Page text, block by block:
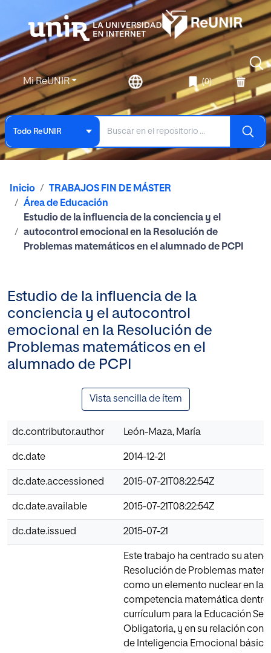
Mi ReUNIR (0)
Todo ReUNIR
Inicio
TRABAJOS FIN DE MÁSTER
Área de Educación
Estudio de la influencia de la conciencia y el
autocontrol emocional en la Resolución de
Problemas matemáticos en el alumnado de PCPI
Estudio de la influencia de la
conciencia y el autocontrol
emocional en la Resolución de
Problemas matemáticos en el
alumnado de PCPI
Vista sencilla de ítem
dc.contributor.author León-Maza, María
dc.date 2014-12-21
dc.date.accessioned 2015-07-21T08:22:54Z
dc.date.available 2015-07-21T08:22:54Z
dc.date.issued 2015-07-21
Este trabajo ha centrado su
Resolución de Problemas
como un elemento nuclear en la
competencia matemática dentro
currículum para la Educación
Obligatoria, y en su relación con
de Inteligencia Emocional